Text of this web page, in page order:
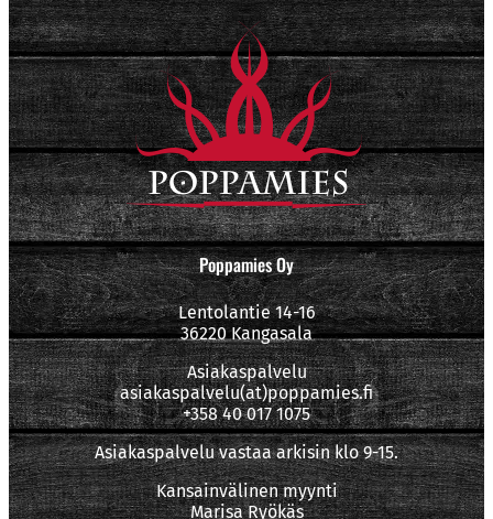
Poppamies Oy
Lentolantie 14-16
36220 Kangasala
Asiakaspalvelu
asiakaspalvelu(at)poppamies.fi
+358 40 017 1075
Asiakaspalvelu vastaa arkisin klo 9-15.
Kansainvälinen myynti
Marisa Ryökäs